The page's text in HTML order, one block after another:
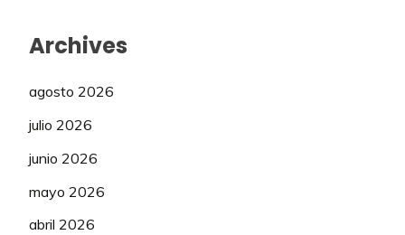
Archives
agosto 2026
julio 2026
junio 2026
mayo 2026
abril 2026